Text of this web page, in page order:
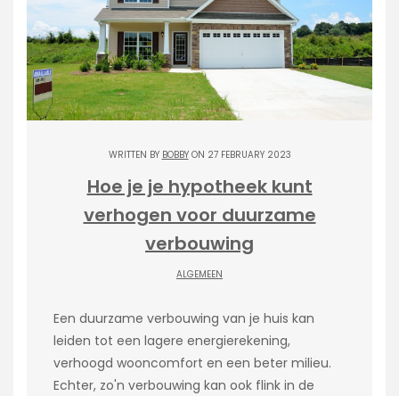
WRITTEN BY BOBBYON 27 FEBRUARY 2023
Hoe je je hypotheek kunt
verhogen voor duurzame
verbouwing
ALGEMEEN
Een duurzame verbouwing van je huis kan
leiden tot een lagere energierekening,
verhoogd wooncomfort en een beter milieu.
Echter, zo'n verbouwing kan ook flink in de